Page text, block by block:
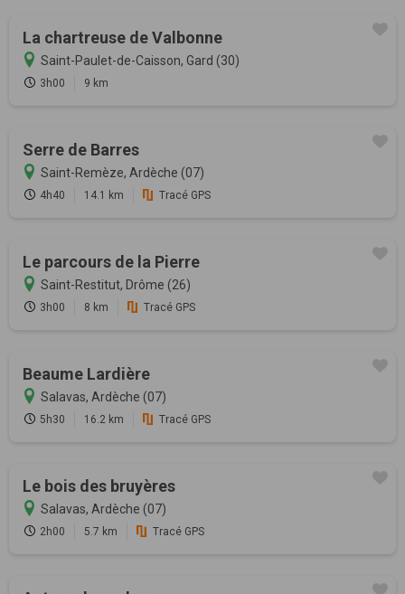
La chartreuse de Valbonne
Saint-Paulet-de-Caisson, Gard (30)
3h00 9 km
Serre de Barres
Saint-Remèze, Ardèche (07)
4h40 14.1 km Tracé GPS
Le parcours de la Pierre
Saint-Restitut, Drôme (26)
3h00 8 km Tracé GPS
Beaume Lardière
Salavas, Ardèche (07)
5h30 16.2 km Tracé GPS
Le bois des bruyères
Salavas, Ardèche (07)
2h00 5.7 km Tracé GPS